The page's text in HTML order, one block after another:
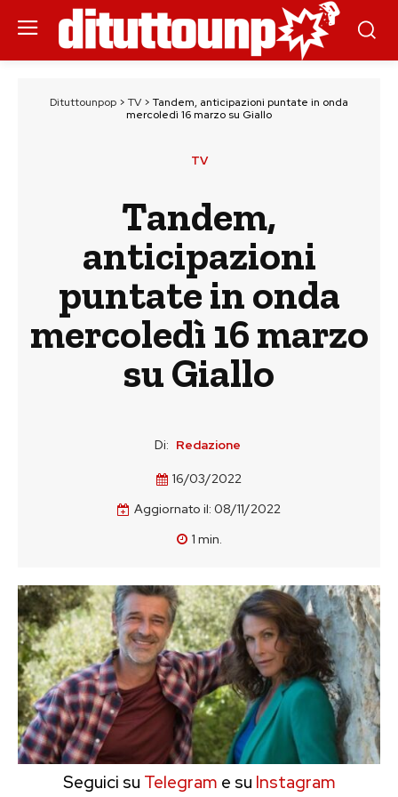
Dituttounpop > TV > Tandem, anticipazioni puntate in onda
mercoledì 16 marzo su Giallo
TV
Tandem,
anticipazioni
puntate in onda
mercoledì 16 marzo
su Giallo
Di: Redazione
16/03/2022
Aggiornato il: 08/11/2022
1 min.
Seguici su Telegram e su Instagram